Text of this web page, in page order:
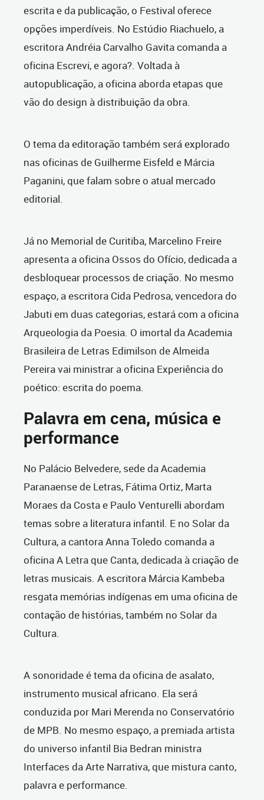
escrita e da publicação, o Festival oferece
opções imperdíveis. No Estúdio Riachuelo, a
escritora Andréia Carvalho Gavita comanda a
oficina Escrevi, e agora?. Voltada à
autopublicação, a oficina aborda etapas que
vão do design à distribuição da obra.
O tema da editoração também será explorado
nas oficinas de Guilherme Eisfeld e Márcia
Paganini, que falam sobre o atual mercado
editorial.
Já no Memorial de Curitiba, Marcelino Freire
apresenta a oficina Ossos do Ofício, dedicada a
desbloquear processos de criação. No mesmo
espaço, a escritora Cida Pedrosa, vencedora do
Jabuti em duas categorias, estará com a oficina
Arqueologia da Poesia. O imortal da Academia
Brasileira de Letras Edimilson de Almeida
Pereira vai ministrar a oficina Experiência do
poético: escrita do poema.
Palavra em cena, música e
performance
No Palácio Belvedere, sede da Academia
Paranaense de Letras, Fátima Ortiz, Marta
Moraes da Costa e Paulo Venturelli abordam
temas sobre a literatura infantil. E no Solar da
Cultura, a cantora Anna Toledo comanda a
oficina A Letra que Canta, dedicada à criação de
letras musicais. A escritora Márcia Kambeba
resgata memórias indígenas em uma oficina de
contação de histórias, também no Solar da
Cultura.
A sonoridade é tema da oficina de asalato,
instrumento musical africano. Ela será
conduzida por Mari Merenda no Conservatório
de MPB. No mesmo espaço, a premiada artista
do universo infantil Bia Bedran ministra
Interfaces da Arte Narrativa, que mistura canto,
palavra e performance.